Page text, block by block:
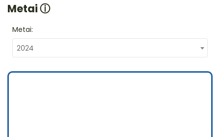
Metaiⓘ
Metai:
2024